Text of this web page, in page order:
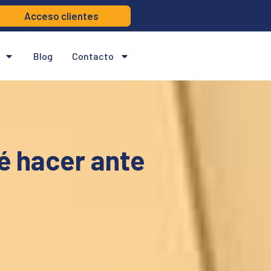
Acceso clientes
Blog Contacto
hacer ante